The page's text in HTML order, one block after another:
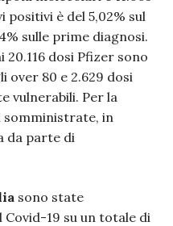
è del 5,02% sul
sulle prime diagnosi.
dosi Pfizer sono
over 80 e 2.629 dosi
vulnerabili. Per la
somministrate, in
da parte di
sono state
19 su un totale di